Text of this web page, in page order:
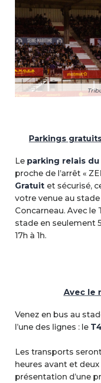
Parkings
Le parking relais
proche de l’arrêt «
Gratuit et sécurisé,
votre venue au stade
Concarneau. Avec le
stade en seulement
17h à 1h.
Avec le
Venez en bus au
l’une des lignes : le
Les transports
heures avant et
présentation d’une